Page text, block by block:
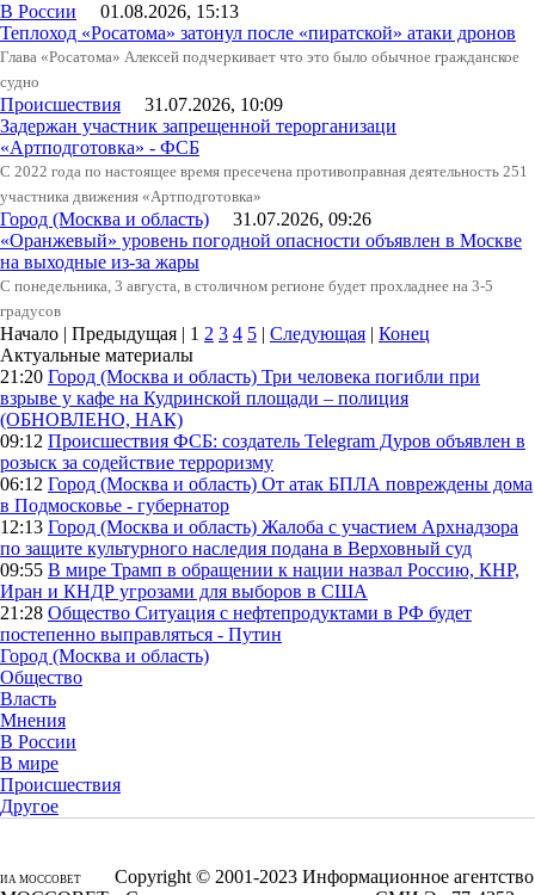
В России 01.08.2026, 15:13
Теплоход «Росатома» затонул после «пиратской» атаки дронов
Глава «Росатома» Алексей подчеркивает что это было обычное гражданское
судно
Происшествия 31.07.2026, 10:09
Задержан участник запрещенной терорганизаци
«Артподготовка» - ФСБ
С 2022 года по настоящее время пресечена противоправная деятельность 251
участника движения «Артподготовка»
Город (Москва и область) 31.07.2026, 09:26
«Оранжевый» уровень погодной опасности объявлен в Москве
на выходные из-за жары
С понедельника, 3 августа, в столичном регионе будет прохладнее на 3-5
градусов
Начало | Предыдущая | 1 2 3 4 5 | Следующая | Конец
Актуальные материалы
21:20 Город (Москва и область) Три человека погибли при
взрыве у кафе на Кудринской площади – полиция
(ОБНОВЛЕНО, НАК)
09:12 Происшествия ФСБ: создатель Telegram Дуров объявлен в
розыск за содействие терроризму
06:12 Город (Москва и область) От атак БПЛА повреждены дома
в Подмосковье - губернатор
12:13 Город (Москва и область) Жалоба с участием Архнадзора
по защите культурного наследия подана в Верховный суд
09:55 В мире Трамп в обращении к нации назвал Россию, КНР,
Иран и КНДР угрозами для выборов в США
21:28 Общество Ситуация с нефтепродуктами в РФ будет
постепенно выправляться - Путин
Город (Москва и область)
Общество
Власть
Мнения
В России
В мире
Происшествия
Другое
ИА МОССОВЕТ
Copyright © 2001-2023 Информационное агентство